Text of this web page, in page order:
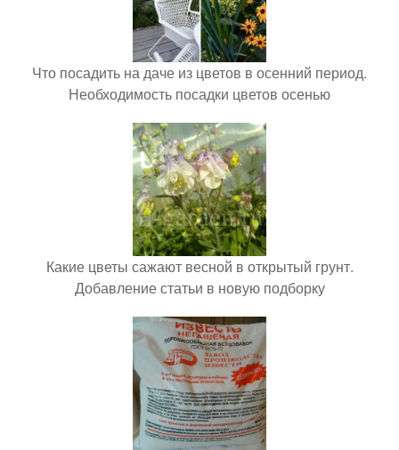
Что посадить на даче из цветов в осенний период.
Необходимость посадки цветов осенью
Какие цветы сажают весной в открытый грунт.
Добавление статьи в новую подборку